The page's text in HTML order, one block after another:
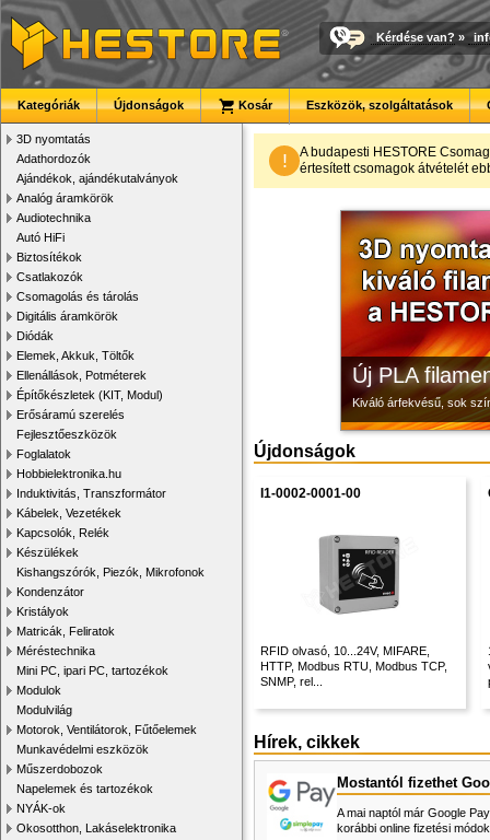
Kérdése van? »
Kategóriák Újdonságok Kosár Eszközök, szolgáltatások
3D nyomtatás
Adathordozók
Ajándékok, ajándékutalványok
Analóg áramkörök
Audiotechnika
Autó HiFi
Biztosítékok
Csatlakozók
Csomagolás és tárolás
Digitális áramkörök
Diódák
Elemek, Akkuk, Töltők
Ellenállások, Potméterek
Építőkészletek (KIT, Modul)
Erősáramú szerelés
Fejlesztőeszközök
Foglalatok
Hobbielektronika.hu
Induktivitás, Transzformátor
Kábelek, Vezetékek
Kapcsolók, Relék
Készülékek
Kishangszórók, Piezók, Mikrofonok
Kondenzátor
Kristályok
Matricák, Feliratok
Méréstechnika
Mini PC, ipari PC, tartozékok
Modulok
Modulvilág
Motorok, Ventilátorok, Fűtőelemek
Munkavédelmi eszközök
Műszerdobozok
Napelemek és tartozékok
NYÁK-ok
Okosotthon, Lakáselektronika
!
A budapesti HESTORE
értesített csomagok átvételét
Új PLA
Kiváló árfekvésű, sok
Modulvilág
Fejlesztés, szórakozás
3D nyomtató
Kiváló minőségű,
Megbízható
Új, modern
Újdonságok
I1-0002-0001-00
RFID olvasó, 10...24V, MIFARE,
HTTP, Modbus RTU, Modbus TCP,
SNMP, rel...
Hírek, cikkek
Mostantól fizethet
A mai naptól már Google
korábbi online fizetési